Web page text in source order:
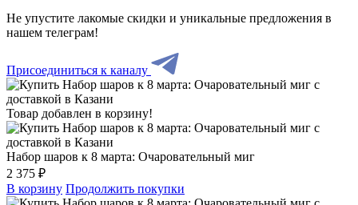
Не упустите лакомые скидки и уникальные предложения в
нашем телеграм!
Присоединиться к каналу
Товар добавлен в корзину!
Набор шаров к 8 марта: Очаровательный миг
2 375 ₽
В корзину Продолжить покупки